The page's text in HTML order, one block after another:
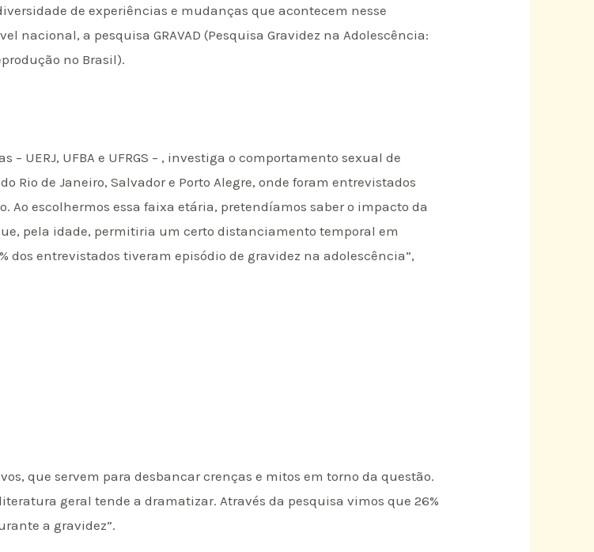
de experiências e mudanças que acontecem nesse
nacional, a pesquisa GRAVAD (Pesquisa Gravidez na Adolescência:
no Brasil).
UERJ, UFBA e UFRGS – , investiga o comportamento sexual de
Rio de Janeiro, Salvador e Porto Alegre, onde foram entrevistados
Ao escolhermos essa faixa etária, pretendíamos saber o impacto da
pela idade, permitiria um certo distanciamento temporal em
dos entrevistados tiveram episódio de gravidez na adolescência”,
que servem para desbancar crenças e mitos em torno da questão.
geral tende a dramatizar. Através da pesquisa vimos que 26%
a gravidez”.